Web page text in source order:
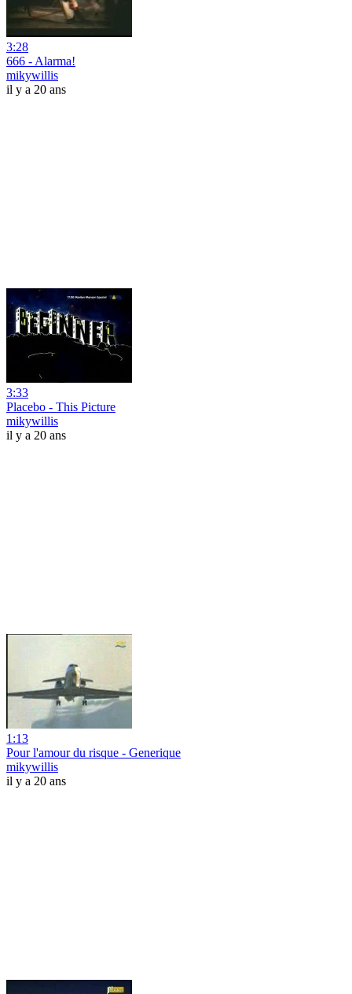
3:28
666 - Alarma!
mikywillis
il y a 20 ans
3:33
Placebo - This Picture
mikywillis
il y a 20 ans
1:13
Pour l'amour du risque - Generique
mikywillis
il y a 20 ans